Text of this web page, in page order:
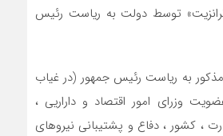
توسط دولت به ریاست رئیس
به ریاست رئیس جمهور (در غیاب
وزرای امور اقتصاد و داراریی ،
، کشور ، دفاع و پشتیبانی نیروهای